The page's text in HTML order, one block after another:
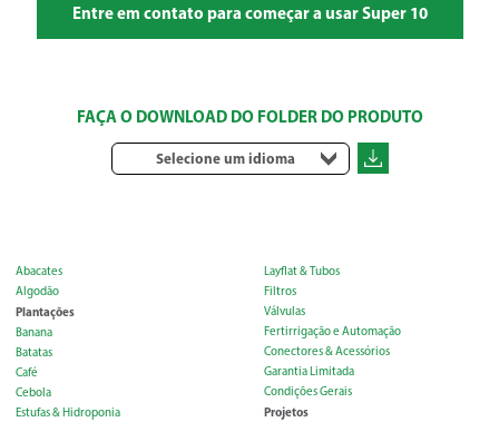
Entre em contato para começar a usar Super 10
FAÇA O DOWNLOAD DO FOLDER DO PRODUTO
Selecione um idioma
Abacates
Algodão
Plantações
Banana
Batatas
Café
Cebola
Estufas & Hidroponia
Layflat & Tubos
Filtros
Válvulas
Fertirrigação e Automação
Conectores & Acessórios
Garantia Limitada
Condições Gerais
Projetos